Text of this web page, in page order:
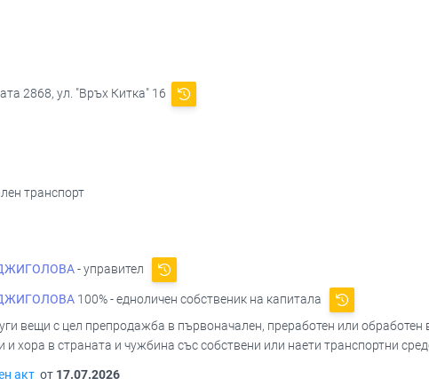
2868, ул. "Връх Китка" 16
транспорт
- управител
100% - едноличен собственик на капитала
вещи с цел препродажба в първоначален, преработен или обработен
и хора в страната и чужбина със собствени или наети транспортни
акт от 17.07.2026